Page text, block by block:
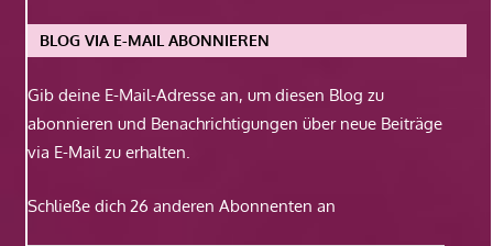
BLOG VIA E-MAIL ABONNIEREN
Gib deine E-Mail-Adresse an, um diesen Blog zu
abonnieren und Benachrichtigungen über neue Beiträge
via E-Mail zu erhalten.
Schließe dich 26 anderen Abonnenten an